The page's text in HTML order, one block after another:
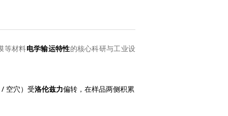
等材料电学输运特性的核心科研与工业设
空穴）受洛伦兹力偏转，在样品两侧积累